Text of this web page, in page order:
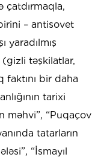
çatdırmaqla,
– antisovet
yaradılmış
(gizli təşkilatlar,
bir daha
tarixi
məhvi”, “Puqaçov
tatarların
“İsmayıl